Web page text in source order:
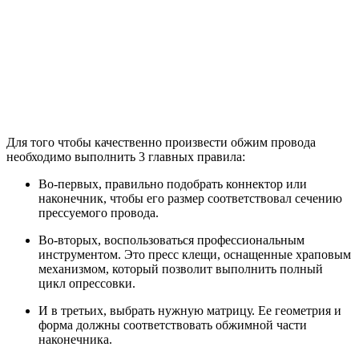
Для того чтобы качественно произвести обжим провода
необходимо выполнить 3 главных правила:
Во-первых, правильно подобрать коннектор или
наконечник, чтобы его размер соответствовал сечению
прессуемого провода.
Во-вторых, воспользоваться профессиональным
инструментом. Это пресс клещи, оснащенные храповым
механизмом, который позволит выполнить полный
цикл опрессовки.
И в третьих, выбрать нужную матрицу. Ее геометрия и
форма должны соответствовать обжимной части
наконечника.